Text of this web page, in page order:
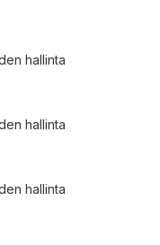
hallinta
hallinta
hallinta